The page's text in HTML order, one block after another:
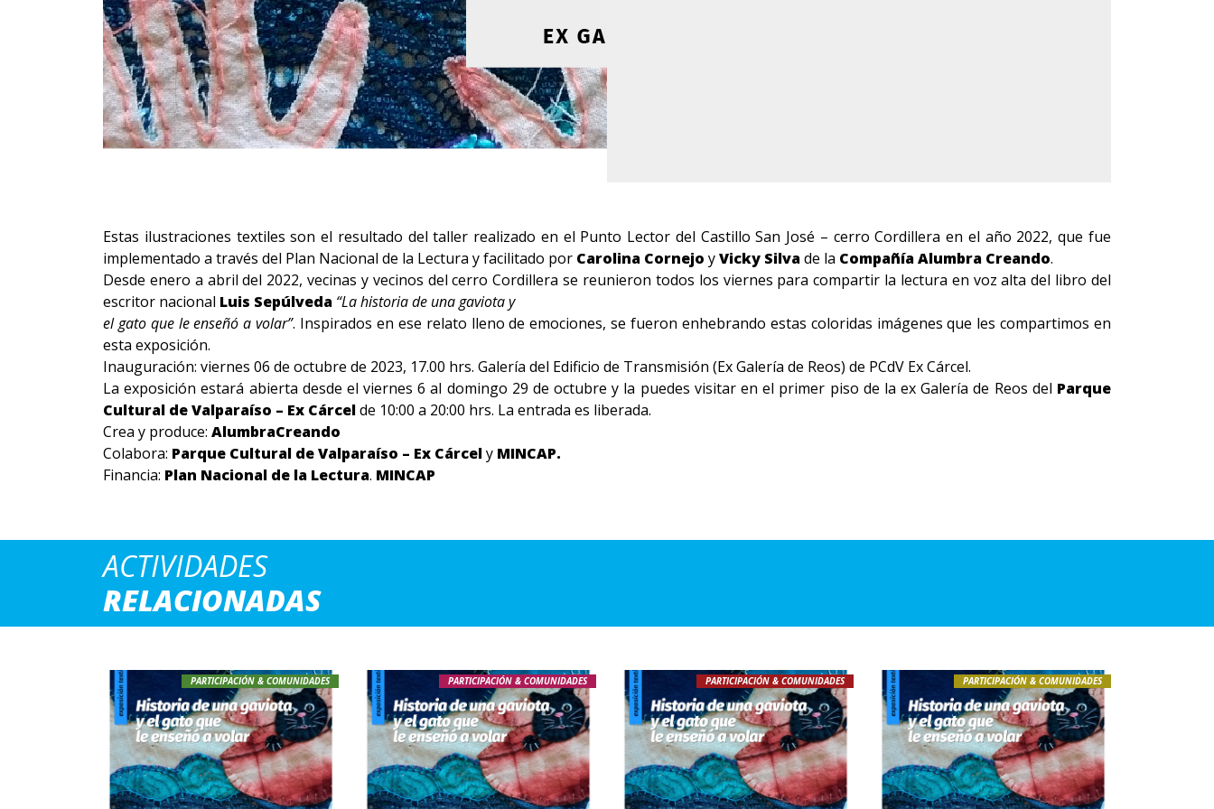
Estas ilustraciones textiles son el resultado del taller realizado en el Punto Lector del Castillo San José – cerro Cordillera en el año 2022, que fue
implementado a través del Plan Nacional de la Lectura y facilitado por Carolina Cornejo yVicky Silvade la Compañía Alumbra Creando.
Desde enero a abril del 2022, vecinas y vecinos del cerro Cordillera se reunieron todos los viernes para compartir la lectura en voz alta del libro del
escritor nacional Luis Sepúlveda “La historia de una gaviota y
el gato que le enseñó a volar”. Inspirados en ese relato lleno de emociones, se fueron enhebrando estas coloridas imágenes que les compartimos en
esta exposición.
Inauguración: viernes 06 de octubre de 2023, 17.00 hrs. Galería del Edificio de Transmisión (Ex Galería de Reos) de PCdV Ex Cárcel.
La exposición estará abierta desde el viernes 6 al domingo 29 de octubre y la puedes visitar en el primer piso de la ex Galería de Reos del Parque
Cultural de Valparaíso – Ex Cárcelde 10:00 a 20:00 hrs. La entrada es liberada.
Crea y produce: AlumbraCreando
Colabora: Parque Cultural de Valparaíso – Ex Cárcely MINCAP.
Financia: Plan Nacional de la Lectura. MINCAP
ACTIVIDADES
RELACIONADAS
PARTICIPACIÓN & COMUNIDADES PARTICIPACIÓN & COMUNIDADES PARTICIPACIÓN & COMUNIDADES PARTICIPACIÓN & COMUNIDADES